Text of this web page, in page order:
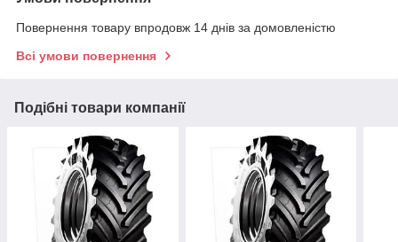
Повернення товару впродовж 14 днів за домовленістю
Всі умови повернення
Подібні товари компанії